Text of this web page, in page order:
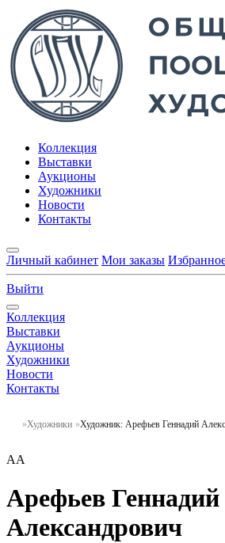
Коллекция
Выставки
Аукционы
Художники
Новости
Контакты
Личный кабинет Мои заказы
Выйти
Коллекция
Выставки
Аукционы
Художники
Новости
Контакты
Художники Художник: Арефьев Геннадий
АА
Арефьев Геннадий
Александрович